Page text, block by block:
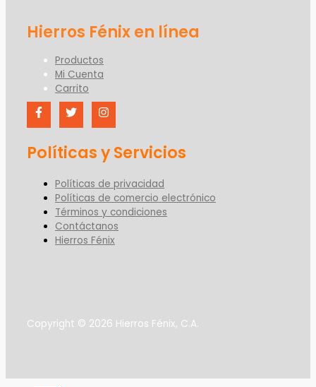
Productos
Mi Cuenta
Carrito
Políticas y Servicios
Políticas de privacidad
Políticas de comercio electrónico
Términos y condiciones
Contáctanos
Hierros Fénix
Copyright © 2026 Hierros Fénix, C.A.